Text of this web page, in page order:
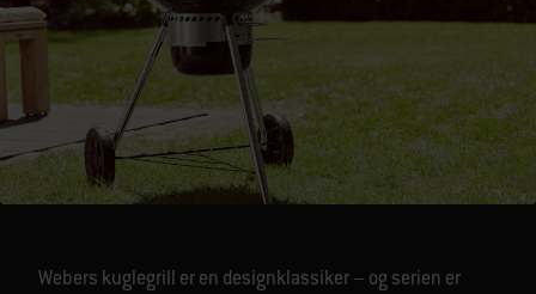
Webers kuglegrill er en designklassiker – og serien er